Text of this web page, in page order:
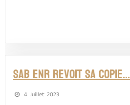
SAB ENR REVOIT SA COPIE…
4 Juillet 2023